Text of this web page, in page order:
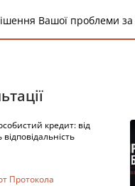
Вашої проблеми
кредит: від
Протокола